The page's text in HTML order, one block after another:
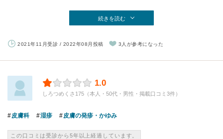
続きを読む
2021年11月受診 / 2022年08月投稿 3人が参考になった
1.0
しろつめくさ175（本人・50代・男性・掲載口コミ3件）
皮膚科 湿疹 皮膚の発疹・かゆみ
この口コミは受診から5年以上経過しています。